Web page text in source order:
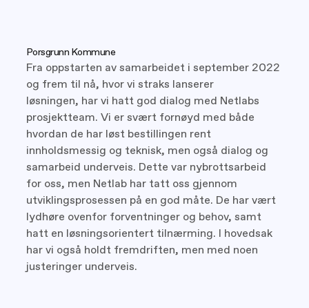
Porsgrunn Kommune
Fra oppstarten av samarbeidet i september 2022
og frem til nå, hvor vi straks lanserer
løsningen, har vi hatt god dialog med Netlabs
prosjektteam. Vi er svært fornøyd med både
hvordan de har løst bestillingen rent
innholdsmessig og teknisk, men også dialog og
samarbeid underveis. Dette var nybrottsarbeid
for oss, men Netlab har tatt oss gjennom
utviklingsprosessen på en god måte. De har vært
lydhøre ovenfor forventninger og behov, samt
hatt en løsningsorientert tilnærming. I hovedsak
har vi også holdt fremdriften, men med noen
justeringer underveis.